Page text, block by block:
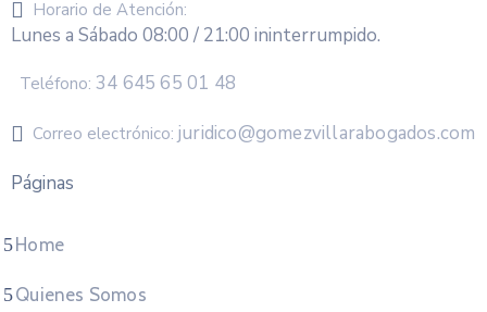
Horario de Atención:
Lunes a Sábado 08:00 / 21:00 ininterrumpido.
Teléfono: 34 645 65 01 48
Correo electrónico: juridico@gomezvillarabogados.com
Páginas
Home
Quienes Somos